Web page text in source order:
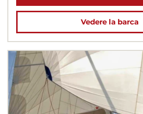
Vedere la barca